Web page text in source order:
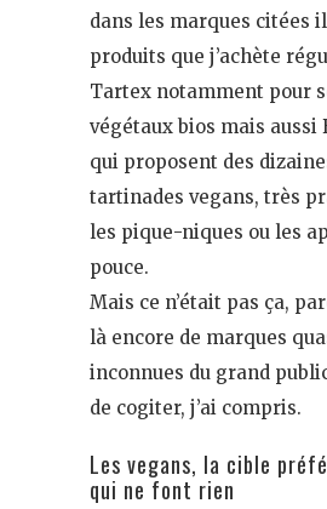
dans les marques citées
produits que j’achète
Tartex notamment pour
végétaux bios mais aussi
qui proposent des
tartinades vegans, très
les pique-niques ou les
pouce.
Mais ce n’était pas ça,
là encore de marques
inconnues du grand
de cogiter, j’ai compris.
Les vegans, la cible
qui ne font rien